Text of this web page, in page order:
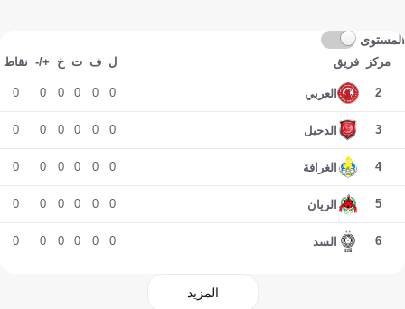
المستوى
مركز فريق ل ف ت خ +/- نقاط
2 العربي 0
0
0
0
0
0
3 الدحيل 0
0
0
0
0
0
4 الغرافة 0
0
0
0
0
0
5 الريان 0
0
0
0
0
0
6 السد 0
0
0
0
0
0
المزيد